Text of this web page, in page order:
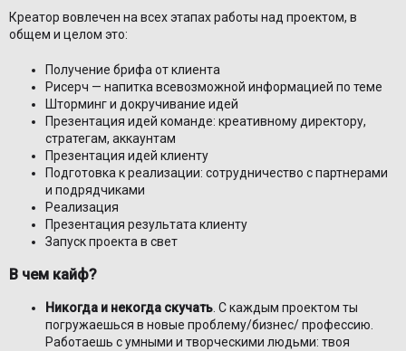
Креатор вовлечен на всех этапах работы над проектом, в
общем и целом это:
Получение брифа от клиента
Рисерч — напитка всевозможной информацией по теме
Шторминг и докручивание идей
Презентация идей команде: креативному директору,
стратегам, аккаунтам
Презентация идей клиенту
Подготовка к реализации: сотрудничество с партнерами
и подрядчиками
Реализация
Презентация результата клиенту
Запуск проекта в свет
В чем кайф?
Никогда и некогда скучать. С каждым проектом ты
погружаешься в новые проблему/бизнес/ профессию.
Работаешь с умными и творческими людьми: твоя